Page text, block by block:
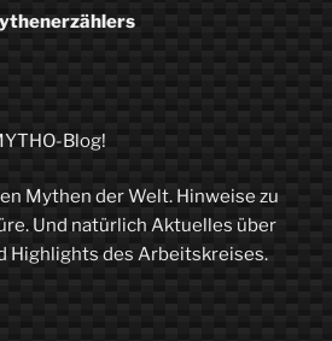
Blog!
Mythen der Welt. Hinweise zu
Und natürlich Aktuelles über
Highlights des Arbeitskreises.